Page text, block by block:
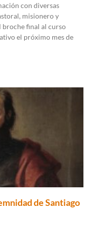
con diversas
misionero y
broche final al curso
el próximo mes de
de Santiago